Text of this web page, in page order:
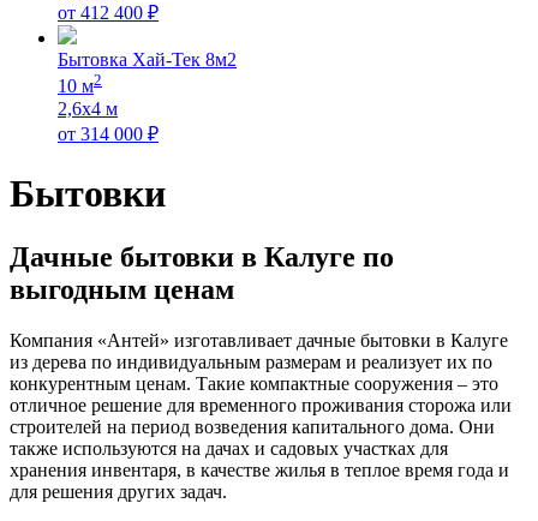
от 412 400 ₽
Бытовка Хай-Тек 8м2
10 м2
2,6х4 м
от 314 000 ₽
Бытовки
Дачные бытовки в Калуге по
выгодным ценам
Компания «Антей» изготавливает дачные бытовки в Калуге
из дерева по индивидуальным размерам и реализует их по
конкурентным ценам. Такие компактные сооружения – это
отличное решение для временного проживания сторожа или
строителей на период возведения капитального дома. Они
также используются на дачах и садовых участках для
хранения инвентаря, в качестве жилья в теплое время года и
для решения других задач.